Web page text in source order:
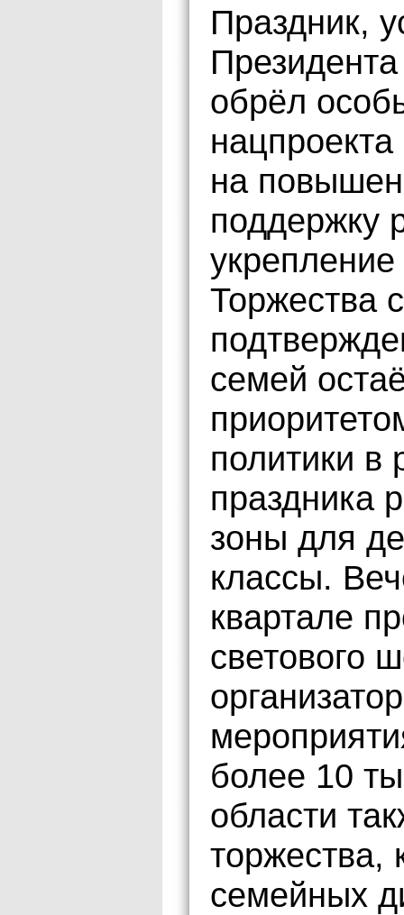
Праздник,
обрёл
на
поддержку
Торжества
семей
политики в
праздника
зоны для
классы.
квартале
светового
более 10
области
торжества,
семейных